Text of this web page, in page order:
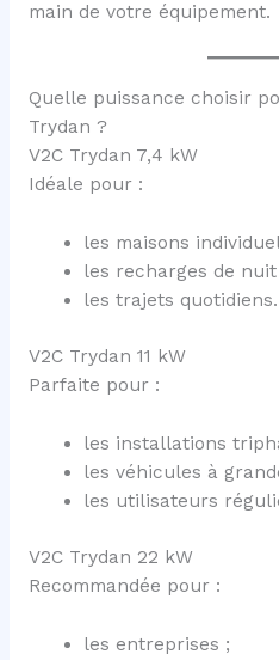
main de votre équipement.
Quelle puissance choisir
Trydan ?
V2C Trydan 7,4 kW
Idéale pour :
les maisons
les recharges de nuit
les trajets quotidiens.
V2C Trydan 11 kW
Parfaite pour :
les installations
les véhicules à
les utilisateurs
V2C Trydan 22 kW
Recommandée pour :
les entreprises ;